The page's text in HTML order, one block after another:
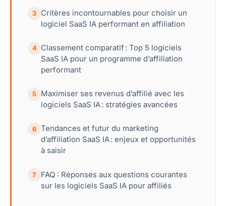
3
Critères incontournables pour choisir un
logiciel SaaS IA performant en affiliation
4 Classement comparatif : Top 5 logiciels
SaaS IA pour un programme d’affiliation
performant
5
Maximiser ses revenus d’affilié avec les
logiciels SaaS IA : stratégies avancées
6 Tendances et futur du marketing
d’affiliation SaaS IA : enjeux et opportunités
à saisir
7
FAQ : Réponses aux questions courantes
sur les logiciels SaaS IA pour affiliés